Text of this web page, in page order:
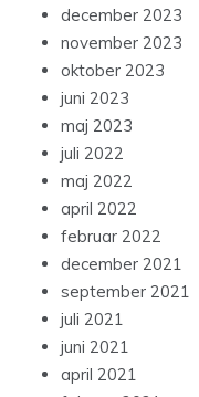
december 2023
november 2023
oktober 2023
juni 2023
maj 2023
juli 2022
maj 2022
april 2022
februar 2022
december 2021
september 2021
juli 2021
juni 2021
april 2021